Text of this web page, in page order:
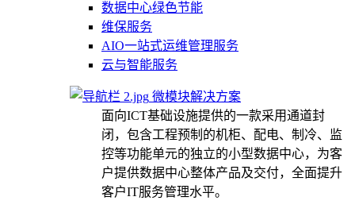
数据中心绿色节能
维保服务
AIO一站式运维管理服务
云与智能服务
微模块解决方案
面向ICT基础设施提供的一款采用通道封
闭，包含工程预制的机柜、配电、制冷、监
控等功能单元的独立的小型数据中心，为客
户提供数据中心整体产品及交付，全面提升
客户IT服务管理水平。